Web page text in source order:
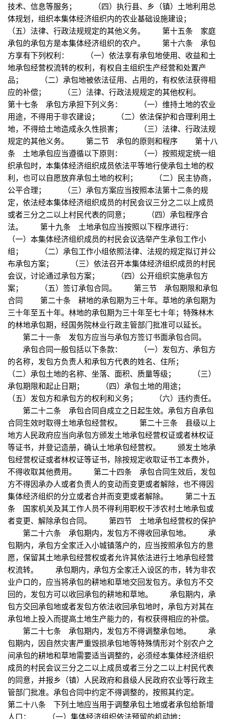
技术、信息等服务； （四）执行县、乡（镇）土地利用总
体规划，组织本集体经济组织内的农业基础设施建设；
（五）法律、行政法规规定的其他义务。 第十五条 家庭
承包的承包方是本集体经济组织的农户。 第十六条 承包
方享有下列权利： （一）依法享有承包地使用、收益和土
地承包经营权流转的权利，有权自主组织生产经营和处置产
品； （二）承包地被依法征用、占用的，有权依法获得相
应的补偿； （三）法律、行政法规规定的其他权利。
第十七条 承包方承担下列义务： （一）维持土地的农业
用途，不得用于非农建设； （二）依法保护和合理利用土
地，不得给土地造成永久性损害； （三）法律、行政法规
规定的其他义务。 第二节 承包的原则和程序 第十八
条 土地承包应当遵循以下原则： （一）按照规定统一组
织承包时，本集体经济组织成员依法平等地行使承包土地的权
利，也可以自愿放弃承包土地的权利； （二）民主协商，
公平合理； （三）承包方案应当按照本法第十二条的规
定，依法经本集体经济组织成员的村民会议三分之二以上成员
或者三分之二以上村民代表的同意； （四）承包程序合
法。 第十九条 土地承包应当按照以下程序进行：
（一）本集体经济组织成员的村民会议选举产生承包工作小
组； （二）承包工作小组依照法律、法规的规定拟订并公
布承包方案； （三）依法召开本集体经济组织成员的村民
会议，讨论通过承包方案； （四）公开组织实施承包方
案； （五）签订承包合同。 第三节 承包期限和承包
合同 第二十条 耕地的承包期为三十年。草地的承包期为
三十年至五十年。林地的承包期为三十年至七十年；特殊林木
的林地承包期，经国务院林业行政主管部门批准可以延长。
第二十一条 发包方应当与承包方签订书面承包合同。
承包合同一般包括以下条款： （一）发包方、承包方
的名称，发包方负责人和承包方代表的姓名、住所；
（二）承包土地的名称、坐落、面积、质量等级； （三）
承包期限和起止日期； （四）承包土地的用途；
（五）发包方和承包方的权利和义务； （六）违约责任。
第二十二条 承包合同自成立之日起生效。承包方自承包
合同生效时取得土地承包经营权。 第二十三条 县级以上
地方人民政府应当向承包方颁发土地承包经营权证或者林权证
等证书，并登记造册，确认土地承包经营权。 颁发土地承
包经营权证或者林权证等证书，除按规定收取证书工本费外，
不得收取其他费用。 第二十四条 承包合同生效后，发包
方不得因承办人或者负责人的变动而变更或者解除，也不得因
集体经济组织的分立或者合并而变更或者解除。 第二十五
条 国家机关及其工作人员不得利用职权干涉农村土地承包或
者变更、解除承包合同。 第四节 土地承包经营权的保护
第二十六条 承包期内，发包方不得收回承包地。 承
包期内，承包方全家迁入小城镇落户的，应当按照承包方的意
愿，保留其土地承包经营权或者允许其依法进行土地承包经营
权流转。 承包期内，承包方全家迁入设区的市，转为非农
业户口的，应当将承包的耕地和草地交回发包方。承包方不交
回的，发包方可以收回承包的耕地和草地。 承包期内，承
包方交回承包地或者发包方依法收回承包地时，承包方对其在
承包地上投入而提高土地生产能力的，有权获得相应的补偿。
第二十七条 承包期内，发包方不得调整承包地。 承
包期内，因自然灾害严重毁损承包地等特殊情形对个别农户之
间承包的耕地和草地需要适当调整的，必须经本集体经济组织
成员的村民会议三分之二以上成员或者三分之二以上村民代表
的同意，并报乡（镇）人民政府和县级人民政府农业等行政主
管部门批准。承包合同中约定不得调整的，按照其约定。
第二十八条 下列土地应当用于调整承包土地或者承包给新增
人口： （一）集体经济组织依法预留的机动地；